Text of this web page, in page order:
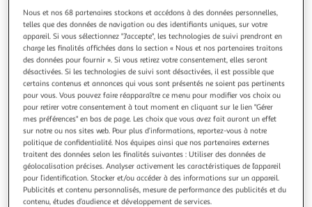
Illustration
précédente
Illustration
suivante
HOMEA
Fil Déco en Métal Custom DIY 5M Or
Informations Techniques : Dimensions : L. 5 M x l. 0,15 cm
Matière : Métal Spécificités : Utile & Pratique Fil déco
Couleur : Or
En savoir +
Vendu parParis Prix
Livr. ou retrait dès 3/4 jours
A partir de 7,99€
Nous et nos 68 partenaires stockons et accédons à des données personnelles,
telles que des données de navigation ou des identifiants uniques, sur votre
appareil. Si vous sélectionnez "J'accepte", les technologies de suivi prendront en
charge les finalités affichées dans la section « Nous et nos partenaires traitons
des données pour fournir ». Si vous retirez votre consentement, elles seront
désactivées. Si les technologies de suivi sont désactivées, il est possible que
certains contenus et annonces qui vous sont présentés ne soient pas pertinents
pour vous. Vous pouvez faire réapparaître ce menu pour modifier vos choix ou
pour retirer votre consentement à tout moment en cliquant sur le lien "Gérer
mes préférences" en bas de page. Les choix que vous avez fait auront un effet
sur notre ou nos sites web. Pour plus d’informations, reportez-vous à notre
politique de confidentialité. Nos équipes ainsi que nos partenaires externes
traitent des données selon les finalités suivantes : Utiliser des données de
géolocalisation précises. Analyser activement les caractéristiques de l’appareil
pour l’identification. Stocker et/ou accéder à des informations sur un appareil.
Publicités et contenu personnalisés, mesure de performance des publicités et du
contenu, études d’audience et développement de services.